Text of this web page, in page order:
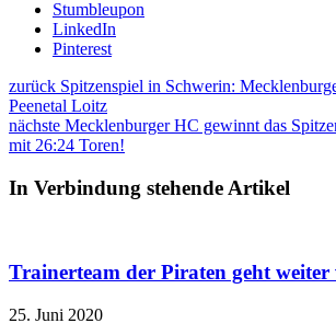
Stumbleupon
LinkedIn
Pinterest
zurück Spitzenspiel in Schwerin:
Peenetal Loitz
nächste Mecklenburger HC gewinnt das
mit 26:24 Toren!
In Verbindung stehende Artikel
Trainerteam der Piraten geht
25. Juni 2020